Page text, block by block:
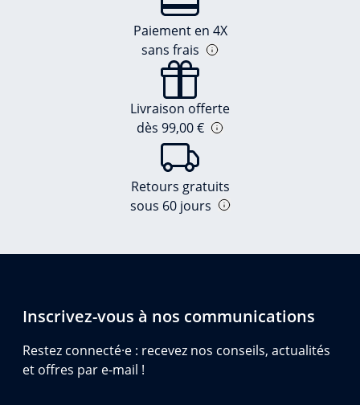
Paiement en 4X
sans frais
Livraison offerte
dès 99,00 €
Retours gratuits
sous 60 jours
Inscrivez-vous à nos communications
Restez connecté·e : recevez nos conseils, actualités
et offres par e-mail !